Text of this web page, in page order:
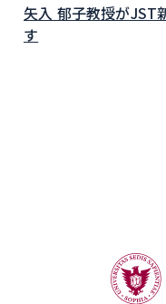
矢入 郁子教授がJST
す